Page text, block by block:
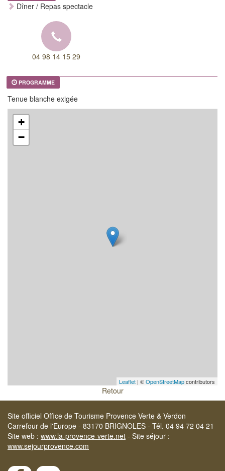
Dîner / Repas spectacle
04 98 14 15 29
PROGRAMME
Tenue blanche exigée
+
−
Leaflet | ©OpenStreetMapcontributors
Retour
Site officiel Office de Tourisme Provence Verte & Verdon
Carrefour de l'Europe - 83170 BRIGNOLES - Tél. 04 94 72 04 21
Site web : www.la-provence-verte.net - Site séjour :
www.sejourprovence.com